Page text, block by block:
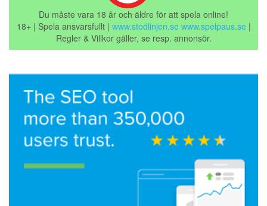
Du måste vara 18 år och äldre för att spela online!
18+ | Spela ansvarsfullt | www.stodlinjen.se www.spelpaus.se |
Regler & Villkor gäller, se resp. annonsör.